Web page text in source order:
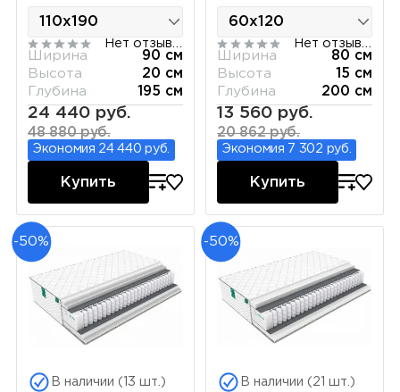
Ширина
90 см
Высота
20 см
Глубина
195 см
24 440 руб.
48 880 руб.
Экономия 24 440 руб.
Купить
Ширина
80 см
Высота
15 см
Глубина
200 см
13 560 руб.
20 862 руб.
Экономия 7 302 руб.
Купить
-50%
В наличии (13 шт.)
-50%
В наличии (21 шт.)